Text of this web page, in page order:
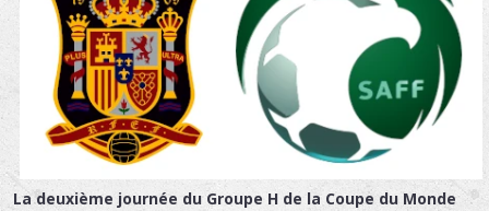
La deuxième journée du Groupe H de la Coupe du Monde